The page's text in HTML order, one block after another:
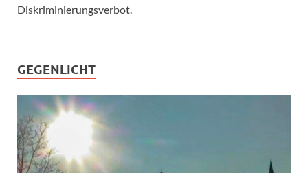
Diskriminierungsverbot.
GEGENLICHT